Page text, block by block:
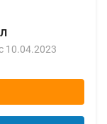
10.04.2023